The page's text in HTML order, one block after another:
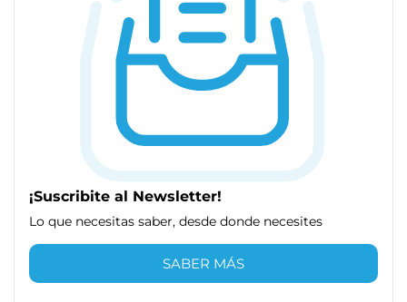
¡Suscribite al Newsletter!
Lo que necesitas saber, desde donde necesites
SABER MÁS